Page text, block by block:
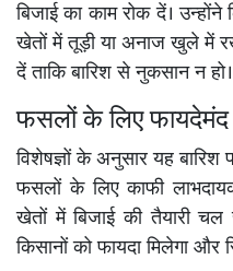
बिजाई का काम रोक दें।
खेतों में तूड़ी या अनाज खुले में
दें ताकि बारिश से नुकसान न हो।
फसलों के लिए फायदेमंद
विशेषज्ञों के अनुसार यह
फसलों के लिए काफी
खेतों में बिजाई की तैयारी
किसानों को फायदा मिलेगा